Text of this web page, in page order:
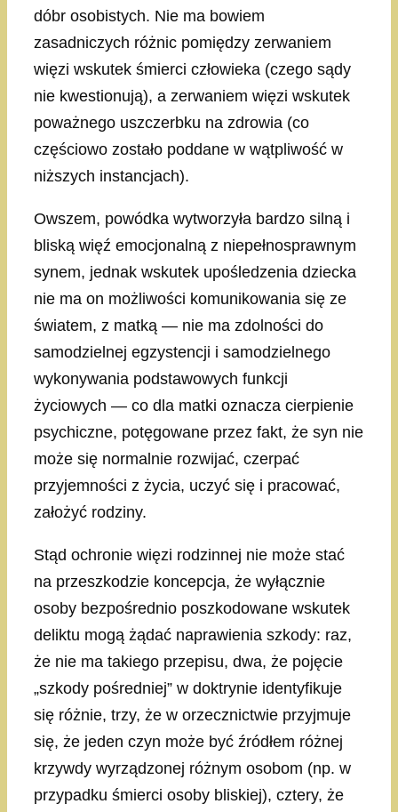
dóbr osobistych. Nie ma bowiem
zasadniczych różnic pomiędzy zerwaniem
więzi wskutek śmierci człowieka (czego sądy
nie kwestionują), a zerwaniem więzi wskutek
poważnego uszczerbku na zdrowia (co
częściowo zostało poddane w wątpliwość w
niższych instancjach).
Owszem, powódka wytworzyła bardzo silną i
bliską więź emocjonalną z niepełnosprawnym
synem, jednak wskutek upośledzenia dziecka
nie ma on możliwości komunikowania się ze
światem, z matką — nie ma zdolności do
samodzielnej egzystencji i samodzielnego
wykonywania podstawowych funkcji
życiowych — co dla matki oznacza cierpienie
psychiczne, potęgowane przez fakt, że syn nie
może się normalnie rozwijać, czerpać
przyjemności z życia, uczyć się i pracować,
założyć rodziny.
Stąd ochronie więzi rodzinnej nie może stać
na przeszkodzie koncepcja, że wyłącznie
osoby bezpośrednio poszkodowane wskutek
deliktu mogą żądać naprawienia szkody: raz,
że nie ma takiego przepisu, dwa, że pojęcie
„szkody pośredniej” w doktrynie identyfikuje
się różnie, trzy, że w orzecznictwie przyjmuje
się, że jeden czyn może być źródłem różnej
krzywdy wyrządzonej różnym osobom (np. w
przypadku śmierci osoby bliskiej), cztery, że